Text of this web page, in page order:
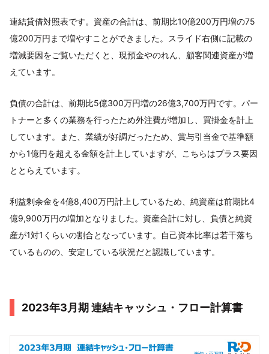
連結貸借対照表です。資産の合計は、前期比10億200万円増の75
億200万円まで増やすことができました。スライド右側に記載の
増減要因をご覧いただくと、現預金やのれん、顧客関連資産が増
えています。
負債の合計は、前期比5億300万円増の26億3,700万円です。パー
トナーと多くの業務を行ったため外注費が増加し、買掛金を計上
しています。また、業績が好調だったため、賞与引当金で基準額
から1億円を超える金額を計上していますが、こちらはプラス要因
ととらえています。
利益剰余金を4億8,400万円計上しているため、純資産は前期比4
億9,900万円の増加となりました。資産合計に対し、負債と純資
産が1対1くらいの割合となっています。自己資本比率は若干落ち
ているものの、安定している状況だと認識しています。
2023年3月期 連結キャッシュ・フロー計算書